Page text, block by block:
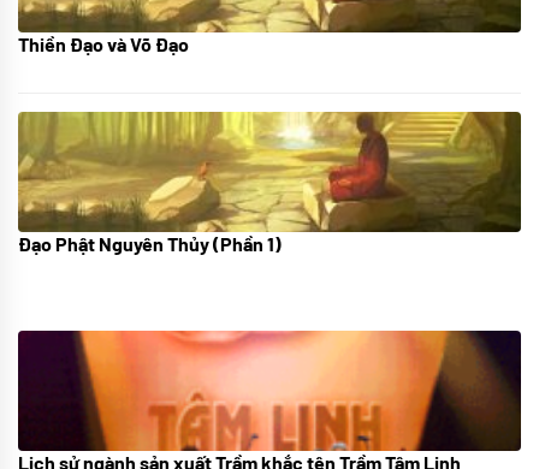
30/11/2022
Thiền Đạo và Võ Đạo
08/06/2022
Đạo Phật Nguyên Thủy (Phần 1)
Lịch sử ngành sản xuất Trầm khắc tên Trầm Tâm Linh